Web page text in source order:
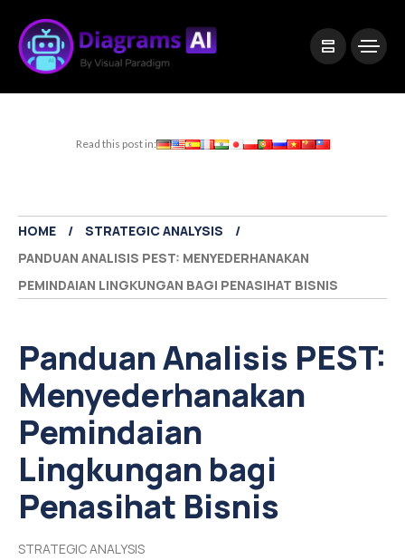
Read this post in:
HOME
STRATEGIC ANALYSIS
PANDUAN ANALISIS PEST: MENYEDERHANAKAN
PEMINDAIAN LINGKUNGAN BAGI PENASIHAT BISNIS
Panduan Analisis PEST:
Menyederhanakan
Pemindaian
Lingkungan bagi
Penasihat Bisnis
STRATEGIC ANALYSIS